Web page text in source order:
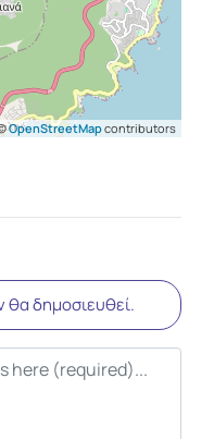
OpenStreetMapcontributors
θα δημοσιευθεί.